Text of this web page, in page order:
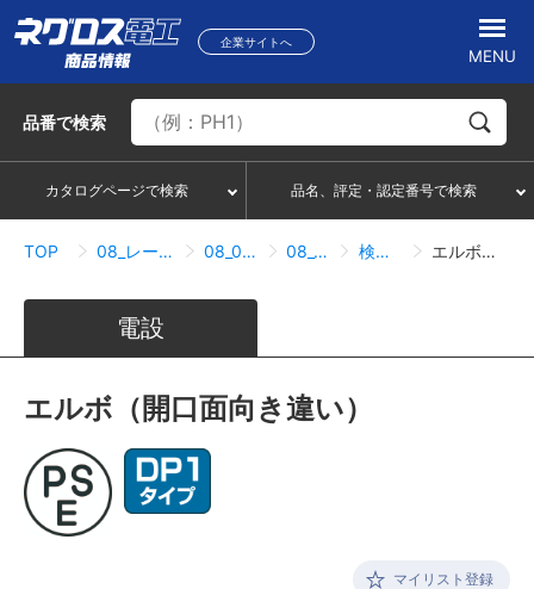
企業サイトへ
MENU
品番で検索
カタログページで検索 品名、評定・認定番号で検索
TOP 08_レースウェイ・サスウェイ 08_01_レースウェイ 08_01_02_エルボ 検索結果一覧 エルボ（開口面向き違い）
電設
エルボ（開口面向き違い）
マイリスト登録